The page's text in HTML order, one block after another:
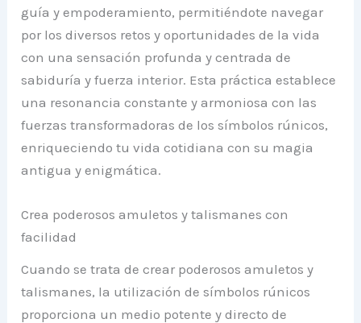
guía y empoderamiento, permitiéndote navegar
por los diversos retos y oportunidades de la vida
con una sensación profunda y centrada de
sabiduría y fuerza interior. Esta práctica establece
una resonancia constante y armoniosa con las
fuerzas transformadoras de los símbolos rúnicos,
enriqueciendo tu vida cotidiana con su magia
antigua y enigmática.
Crea poderosos amuletos y talismanes con
facilidad
Cuando se trata de crear poderosos amuletos y
talismanes, la utilización de símbolos rúnicos
proporciona un medio potente y directo de